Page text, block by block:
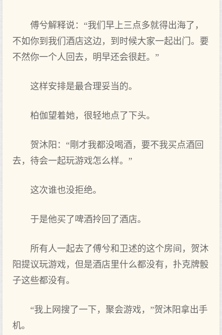
傅兮解释说：“我们早上三点多就得出海了，
不如你到我们酒店这边，到时候大家一起出门。要
不然你一个人回去，明早还会很赶。”
这样安排是最合理妥当的。
柏伽望着她，很轻地点了下头。
贺沐阳：“剛才我都没喝酒，要不我买点酒回
去，待会一起玩游戏怎么样。”
这次谁也没拒绝。
于是他买了啤酒拎回了酒店。
所有人一起去了傅兮和卫述的这个房间，贺沐
阳提议玩游戏，但是酒店里什么都没有，扑克牌骰
子这些都没有。
“我上网搜了一下，聚会游戏，”贺沐阳拿出手
机。